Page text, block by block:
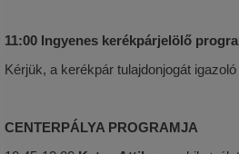
11:00 Ingyenes kerékpárjelölő
Kérjük, a kerékpár tulajdonjogát
CENTERPÁLYA PROGRAMJA